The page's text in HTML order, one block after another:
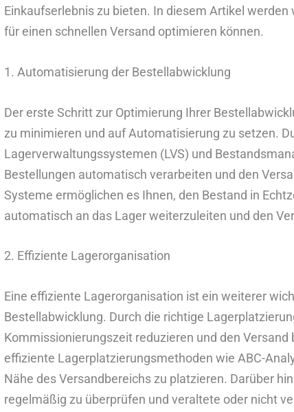
Einkaufserlebnis zu bieten. In diesem Artikel werden
für einen schnellen Versand optimieren können.
1. Automatisierung der Bestellabwicklung
Der erste Schritt zur Optimierung Ihrer
zu minimieren und auf Automatisierung zu setzen.
Lagerverwaltungssystemen (LVS) und
Bestellungen automatisch verarbeiten und den
Systeme ermöglichen es Ihnen, den Bestand in
automatisch an das Lager weiterzuleiten und den
2. Effiziente Lagerorganisation
Eine effiziente Lagerorganisation ist ein weiterer
Bestellabwicklung. Durch die richtige
Kommissionierungszeit reduzieren und den Versand
effiziente Lagerplatzierungsmethoden wie ABC-
Nähe des Versandbereichs zu platzieren. Darüber
regelmäßig zu überprüfen und veraltete oder nicht